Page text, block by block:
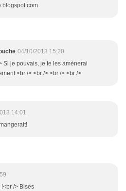
04/10/2013 15:20
Si je pouvais, je te les amènerai
<br /> <br /> <br /> <br />
14:01
!<br /> Bises